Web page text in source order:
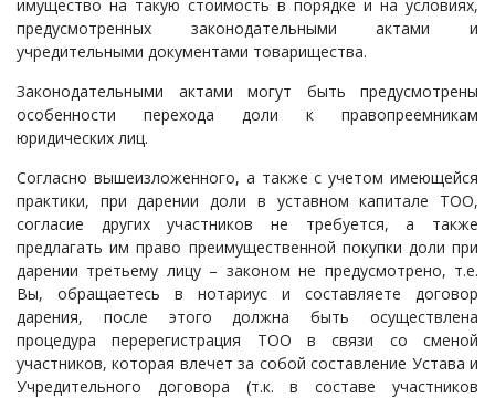
имущество на такую стоимость в порядке и на условиях,
предусмотренных законодательными актами и
учредительными документами товарищества.
Законодательными актами могут быть предусмотрены
особенности перехода доли к правопреемникам
юридических лиц.
Согласно вышеизложенного, а также с учетом имеющейся
практики, при дарении доли в уставном капитале ТОО,
согласие других участников не требуется, а также
предлагать им право преимущественной покупки доли при
дарении третьему лицу – законом не предусмотрено, т.е.
Вы, обращаетесь в нотариус и составляете договор
дарения, после этого должна быть осуществлена
процедура перерегистрация ТОО в связи со сменой
участников, которая влечет за собой составление Устава и
Учредительного договора (т.к. в составе участников